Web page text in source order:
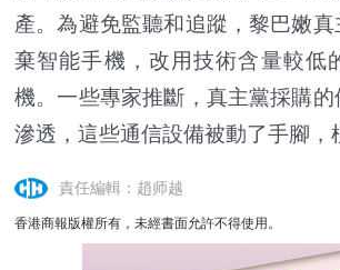
產。為避免監聽和追蹤，黎巴嫩
棄智能手機，改用技術含量較低
機。一些專家推斷，真主黨採購
滲透，這些通信設備被動了手腳，
責任編輯：趙师越
香港商報版權所有，未經書面允許不得使用。